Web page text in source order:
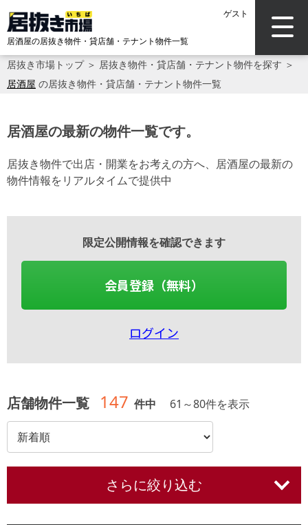
ゲスト
居酒屋の居抜き物件・貸店舗・テナント物件一覧
居抜き市場トップ＞ 居抜き物件・貸店舗・テナント物件を探す ＞
居酒屋 の居抜き物件・貸店舗・テナント物件一覧
居酒屋の最新の物件一覧です。
居抜き物件で出店・開業をお考えの方へ、居酒屋の最新の
物件情報をリアルタイムで提供中
限定公開情報を確認できます
会員登録（無料）
ログイン
店舗物件一覧 147 件中 61 ～80件を表示
さらに絞り込む